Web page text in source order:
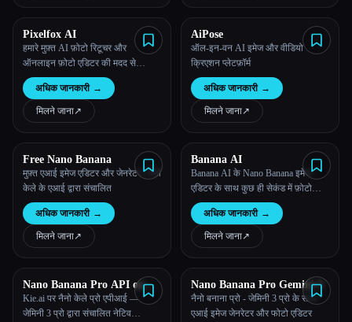
Pixelfox AI
हमारे मुफ़्त AI फ़ोटो रिटूचर और
ऑनलाइन फ़ोटो एडिटर की मदद से
आसानी से फ़ोटो रीटच करें।
अधिक जानकारी →
मिलने जाना↗︎
AiPose
ऑल-इन-वन AI इमेज और वीडियो
क्रिएशन प्लेटफ़ॉर्म
अधिक जानकारी →
मिलने जाना↗︎
Free Nano Banana
मुफ़्त एआई इमेज एडिटर और जेनरेटर | नैनो
केले के एआई द्वारा संचालित
अधिक जानकारी →
मिलने जाना↗︎
Banana AI
Banana AI के Nano Banana इमेज
एडिटर के साथ कुछ ही सेकंड में फ़ोटो
संपादित करें—प्राकृतिक भाषा के संकेत,
एक शॉट में संपादन, चरित्र स्थिरता और
सीन्स का सहज फ़्यूज़न।
अधिक जानकारी →
मिलने जाना↗︎
Nano Banana Pro API on
Kie.ai
Kie.ai पर नैनो केले प्रो एपीआई —
जेमिनी 3 प्रो द्वारा संचालित नेटिव
Nano Banana Pro Gemini 3
नैनो बनाना प्रो - जेमिनी 3 प्रो के साथ
एआई इमेज जेनरेटर और फोटो एडिटर